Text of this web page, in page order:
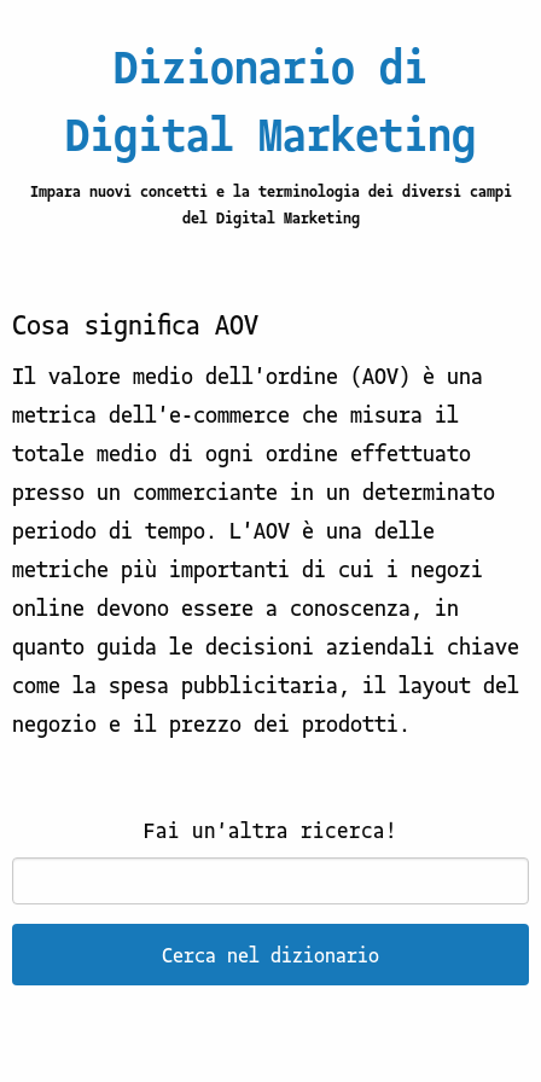
Dizionario di
Digital Marketing
Impara nuovi concetti e la terminologia dei diversi campi
del Digital Marketing
Cosa significa AOV
Il valore medio dell'ordine (AOV) è una
metrica dell'e-commerce che misura il
totale medio di ogni ordine effettuato
presso un commerciante in un determinato
periodo di tempo. L'AOV è una delle
metriche più importanti di cui i negozi
online devono essere a conoscenza, in
quanto guida le decisioni aziendali chiave
come la spesa pubblicitaria, il layout del
negozio e il prezzo dei prodotti.
Fai un'altra ricerca!
Cerca nel dizionario